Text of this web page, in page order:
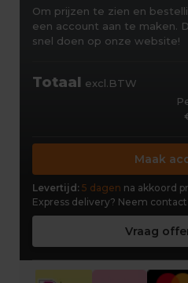
Om prijzen te zien en
een account aan te maken.
snel doen op onze website!
Totaal excl.BTW
Maak
Levertijd: 5 dagen na akkoord
Express delivery? Neem contact
Vraag